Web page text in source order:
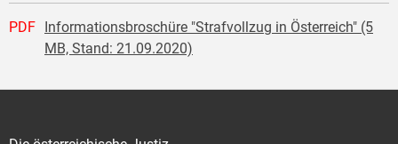
PDF
Informationsbroschüre "Strafvollzug in Österreich" (5
MB, Stand: 21.09.2020)